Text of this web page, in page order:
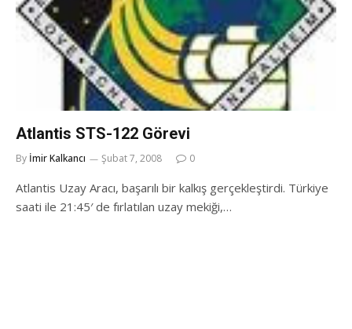
Atlantis STS-122 Görevi
By İmir Kalkancı Şubat 7, 2008 0
Atlantis Uzay Aracı, başarılı bir kalkış gerçekleştirdi. Türkiye
saati ile 21:45′ de fırlatılan uzay mekiği,…